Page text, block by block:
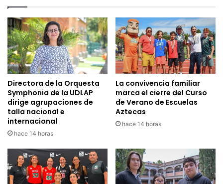
Directora de la Orquesta
Symphonia de la UDLAP
dirige agrupaciones de
talla nacional e
internacional
hace 14 horas
La convivencia familiar
marca el cierre del Curso
de Verano de Escuelas
Aztecas
hace 14 horas